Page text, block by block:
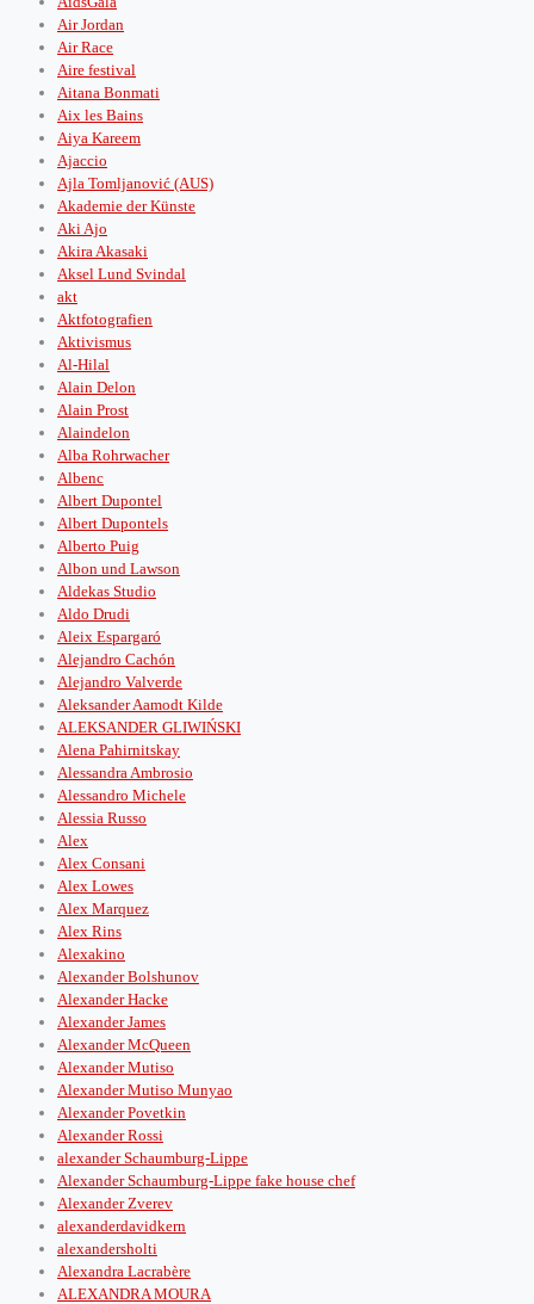
Air Jordan
Air Race
Aire festival
Aitana Bonmati
Aix les Bains
Aiya Kareem
Ajaccio
Ajla Tomljanović (AUS)
Akademie der Künste
Aki Ajo
Akira Akasaki
Aksel Lund Svindal
akt
Aktfotografien
Aktivismus
Al-Hilal
Alain Delon
Alain Prost
Alaindelon
Alba Rohrwacher
Albenc
Albert Dupontel
Albert Dupontels
Alberto Puig
Albon und Lawson
Aldekas Studio
Aldo Drudi
Aleix Espargaró
Alejandro Cachón
Alejandro Valverde
Aleksander Aamodt Kilde
ALEKSANDER GLIWIŃSKI
Alena Pahirnitskay
Alessandra Ambrosio
Alessandro Michele
Alessia Russo
Alex
Alex Consani
Alex Lowes
Alex Marquez
Alex Rins
Alexakino
Alexander Bolshunov
Alexander Hacke
Alexander James
Alexander McQueen
Alexander Mutiso
Alexander Mutiso Munyao
Alexander Povetkin
Alexander Rossi
alexander Schaumburg-Lippe
Alexander Schaumburg-Lippe fake house chef
Alexander Zverev
alexanderdavidkern
alexandersholti
Alexandra Lacrabère
ALEXANDRA MOURA